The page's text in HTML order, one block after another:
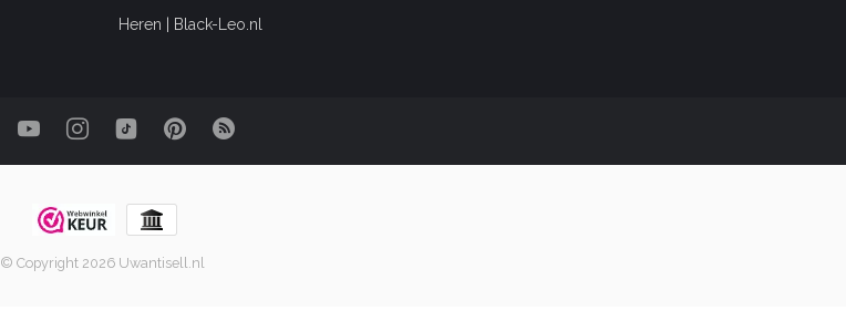
Heren | Black-Leo.nl
© Copyright 2026 Uwantisell.nl